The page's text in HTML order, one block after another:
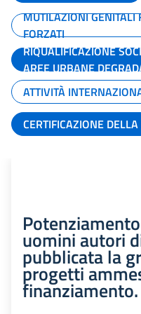
MUTILAZIONI
FORZATI
RIQUALIFICAZIONE
AREE URBANE
ATTIVITÀ
CERTIFICAZIONE
uomini autori
pubblicata la
progetti
finanziamento.